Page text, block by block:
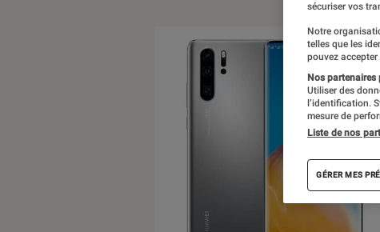
sécuriser vos
Notre
telles que les
pouvez
Nos
Utiliser des
l’identification.
mesure de
Liste de nos
GÉRER MES